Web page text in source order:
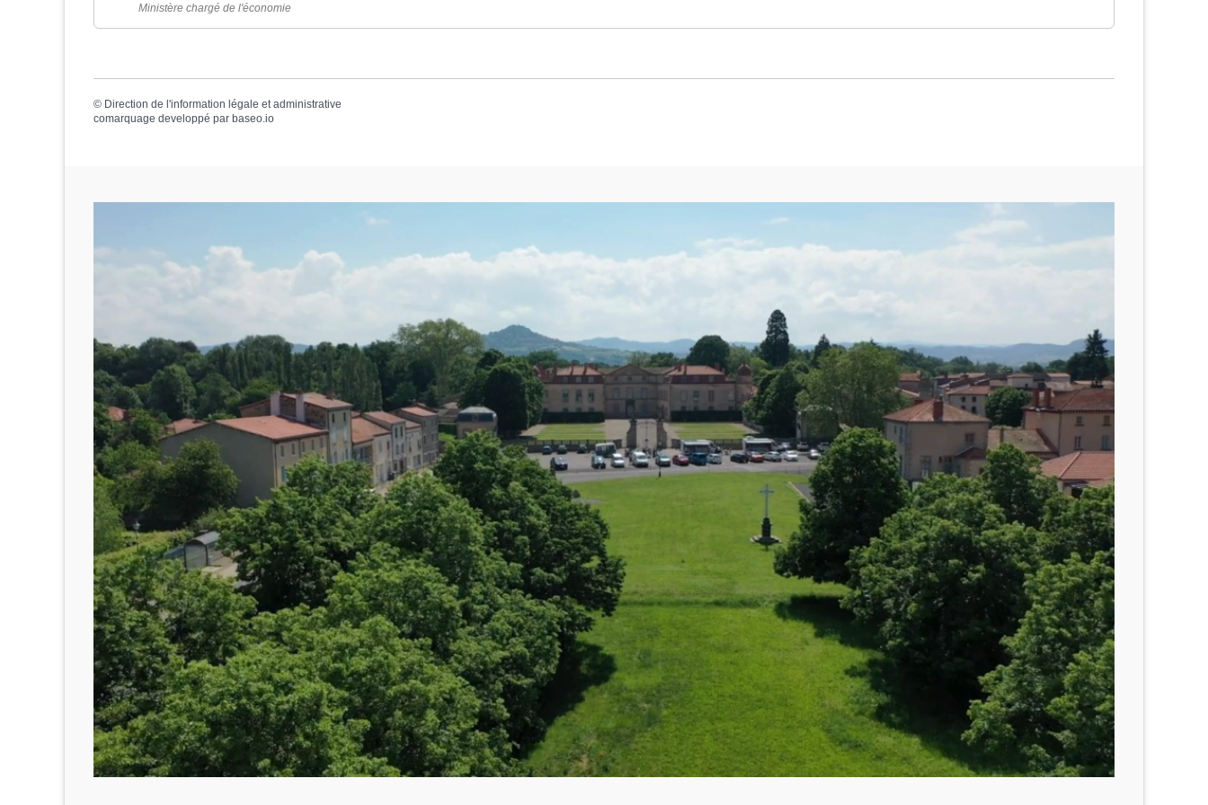
Ministère chargé de l'économie
© Direction de l'information légale et administrative
comarquage developpé par baseo.io